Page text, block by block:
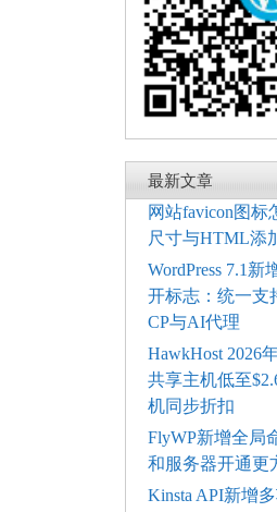
最新文章
网站favicon图标
尺寸与HTML添
WordPress 7.1新
开标志：统一支
CP与AI代理
HawkHost 2026
共享主机低至
机同步折扣
FlyWP新增全局
和服务器开通更
Kinsta API新增